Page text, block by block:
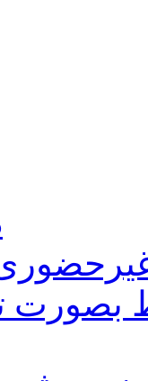
بصورت